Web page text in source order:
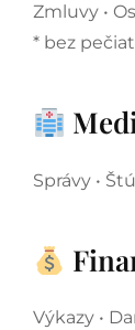
Zmluvy •
* bez
Správy •
Výkazy •